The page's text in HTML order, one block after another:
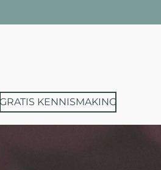
GRATIS KENNISMAKING